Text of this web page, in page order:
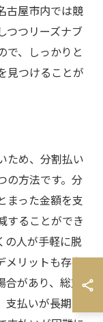
古屋市内では競
つつリーズナブ
で、しっかりと
見つけることが
ため、分割払い
の方法です。分
まった金額を支
することができ
の人が手軽に脱
メリットも存在
があり、総支
払いが長期間